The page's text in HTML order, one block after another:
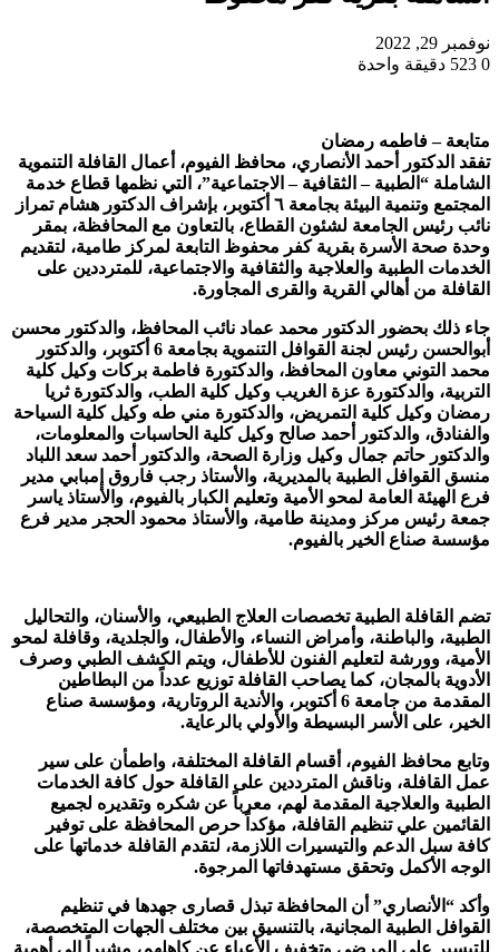
نوفمبر 29, 2022
0
دقيقة واحدة
متابعة – فاطمه رمضان
تفقد الدكتور أحمد الأنصاري، محافظ الفيوم، أعمال القافلة التنموية
الشاملة “الطبية – الثقافية – الاجتماعية”، التي نظمها قطاع خدمة
المجتمع وتنمية البيئة بجامعة ٦ أكتوبر، بإشراف الدكتور هشام تمراز
نائب رئيس الجامعة لشئون القطاع، بالتعاون مع المحافظة، بمقر
وحدة صحة الأسرة بقرية كفر محفوظ التابعة لمركز طامية، لتقديم
الخدمات الطبية والعلاجية والثقافية والاجتماعية، للمترددين على
القافلة من أهالي القرية والقرى المجاورة.
جاء ذلك بحضور الدكتور محمد عماد نائب المحافظ، والدكتور محسن
أبوالحسن رئيس لجنة القوافل التنموية بجامعة 6 أكتوبر، والدكتور
محمد التوني معاون المحافظ، والدكتورة فاطمة بركات وكيل كلية
التربية، والدكتورة عزة الغريب وكيل كلية الطب، والدكتورة ثريا
رمضان وكيل كلية التمريض، والدكتورة مني طه وكيل كلية السياحة
والفنادق، والدكتور أحمد صالح وكيل كلية الحاسبات والمعلومات،
والدكتور حاتم جمال وكيل وزارة الصحة، والدكتور أحمد سعد اللباد
منسق القوافل الطبية بالمديرية، والأستاذ رجب فاروق إمبابي مدير
فرع الهيئة العامة لمحو الأمية وتعليم الكبار بالفيوم، والأستاذ ياسر
جمعة رئيس مركز ومدينة طامية، والأستاذ محمود الحجر مدير فرع
مؤسسة صناع الخير بالفيوم.
تضم القافلة الطبية تخصصات العلاج الطبيعي، والأسنان، والتحاليل
الطبية، والباطنة، وأمراض النساء، والأطفال، والجلدية، وقافلة لمحو
الأمية، وورشة لتعليم الفنون للأطفال، ويتم الكشف الطبي وصرف
الأدوية بالمجان، كما يصاحب القافلة توزيع عدداً من البطاطين
المقدمة من جامعة 6 أكتوبر، والأندية الروتارية، ومؤسسة صناع
الخير، على الأسر البسيطة والأولي بالرعاية.
وتابع محافظ الفيوم، أقسام القافلة المختلفة، واطمأن على سير
عمل القافلة، وناقش المترددين على القافلة حول كافة الخدمات
الطبية والعلاجية المقدمة لهم، معرباً عن شكره وتقديره لجميع
القائمين علي تنظيم القافلة، مؤكداً حرص المحافظة على توفير
كافة سبل الدعم والتيسيرات اللازمة، لتقدم القافلة خدماتها على
الوجه الأكمل وتحقق مستهدفاتها المرجوة.
وأكد “الأنصاري” أن المحافظة تبذل قصارى جهدها في تنظيم
القوافل الطبية المجانية، بالتنسيق بين مختلف الجهات المتخصصة،